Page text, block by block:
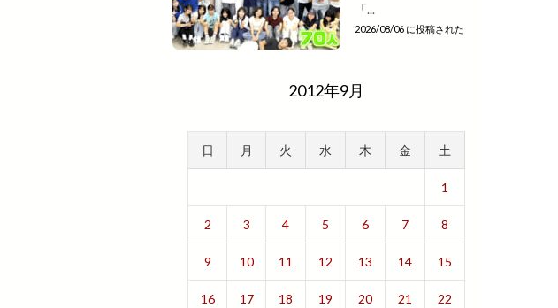
「...
2026/08/06 に投稿された
2012年9月
日 月 火 水 木 金 土
1
2 3 4 5 6 7 8
9 10 11 12 13 14 15
16 17 18 19 20 21 22